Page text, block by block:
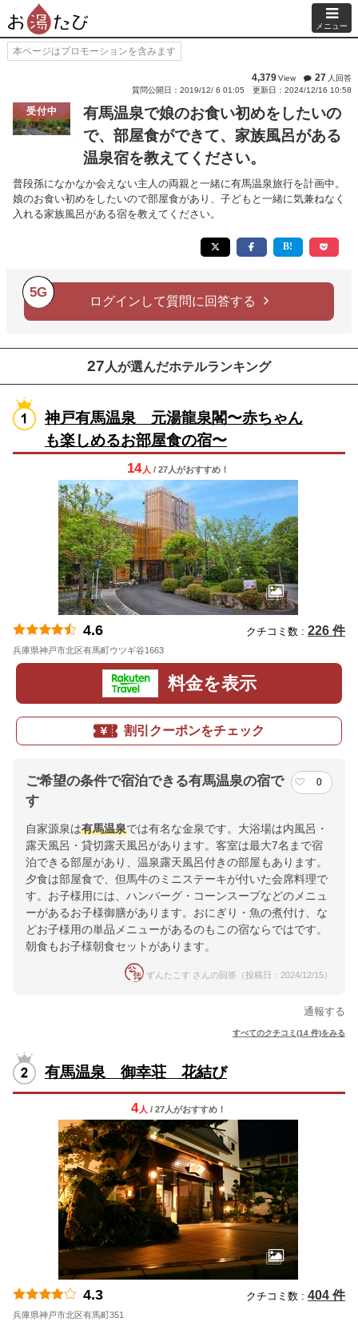
メニュー
本ページはプロモーションを含みます
4,379View 27 人回答
質問公開日：2019/12/ 6 01:05
更新日：2024/12/16 10:58
受付中
有馬温泉で娘のお食い初めをしたいの
で、部屋食ができて、家族風呂がある
温泉宿を教えてください。
普段孫になかなか会えない主人の両親と一緒に有馬温泉旅行を計画中。
娘のお食い初めをしたいので部屋食があり、子どもと一緒に気兼ねなく
入れる家族風呂がある宿を教えてください。
5G
ログインして質問に回答する
27 人が選んだホテルランキング
神戸有馬温泉 元湯龍泉閣〜赤ちゃん
も楽しめるお部屋食の宿〜
14 人 / 27人がおすすめ！
4.6 クチコミ数 : 226 件
兵庫県神戸市北区有馬町ウツギ谷1663
料金を表示
割引クーポンをチェック
ご希望の条件で宿泊できる有馬温泉の宿で
す
0
自家源泉は有馬温泉では有名な金泉です。大浴場は内風呂・
露天風呂・貸切露天風呂があります。客室は最大7名まで宿
泊できる部屋があり、温泉露天風呂付きの部屋もあります。
夕食は部屋食で、但馬牛のミニステーキが付いた会席料理で
す。お子様用には、ハンバーグ・コーンスープなどのメニュ
ーがあるお子様御膳があります。おにぎり・魚の煮付け、な
どお子様用の単品メニューがあるのもこの宿ならではです。
朝食もお子様朝食セットがあります。
ずんたこす さんの回答（投稿日：2024/12/15）
通報する
すべてのクチコミ(14 件)をみる
有馬温泉 御幸荘 花結び
4人 / 27人がおすすめ！
4.3 クチコミ数 : 404 件
兵庫県神戸市北区有馬町351